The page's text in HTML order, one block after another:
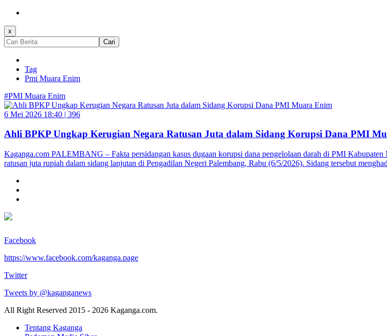
x
Cari
Tag
Pmi Muara Enim
#PMI Muara Enim
6 Mei 2026 18:40 | 396
Ahli BPKP Ungkap Kerugian Negara Ratusan Juta dalam Sidang Korupsi Dana PMI
Kaganga.com PALEMBANG – Fakta persidangan kasus dugaan korupsi dana pengelolaan darah di PMI
ratusan juta rupiah dalam sidang lanjutan di Pengadilan Negeri Palembang, Rabu (6/5/2026). Sidang tersebut
Facebook
https://www.facebook.com/kaganga.page
Twitter
Tweets by @kaganganews
All Right Reserved 2015 - 2026 Kaganga.com.
Tentang Kaganga